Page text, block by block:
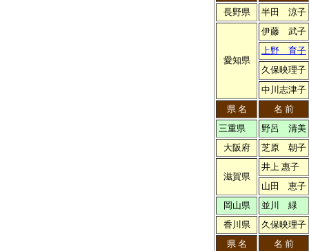
長野県
半田 涼子
愛知県
伊藤 武子
上野 育子
久保映理子
中川志津子
県 名
名 前
三重県
野呂 清美
大阪府
芝原 朝子
滋賀県
井上 惠子
山田 恵子
岡山県
並川 緑
香川県
久保映理子
県 名
名 前